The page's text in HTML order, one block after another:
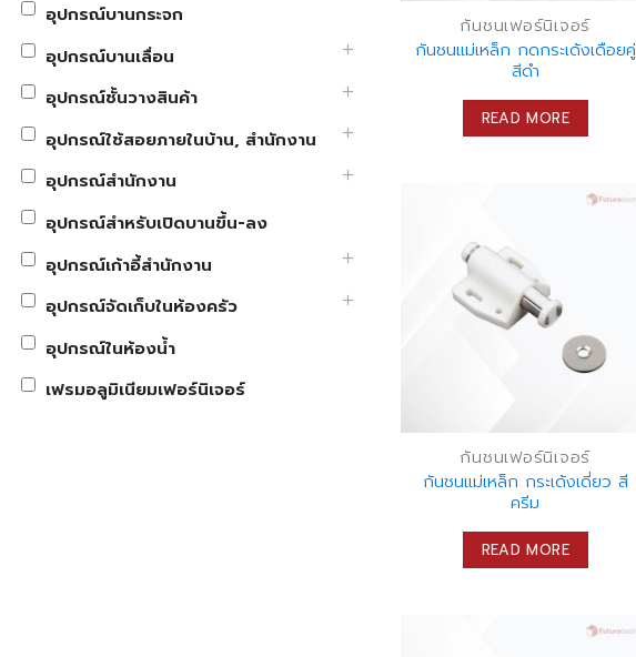
อุปกรณ์บานกระจก
อุปกรณ์บานเลื่อน
อุปกรณ์ชั้นวางสินค้า
อุปกรณ์ใช้สอยภายในบ้าน, สำนักงาน
อุปกรณ์สำนักงาน
อุปกรณ์สำหรับเปิดบานขึ้น-ลง
อุปกรณ์เก้าอี้สำนักงาน
อุปกรณ์จัดเก็บในห้องครัว
อุปกรณ์ในห้องน้ำ
เฟรมอลูมิเนียมเฟอร์นิเจอร์
กันชนเฟอร์นิเจอร์
กันชนแม่เหล็ก กดกระเด้งเดือยคู่
สีดำ
READ MORE
กันชนเฟอร์นิเจอร์
กันชนแม่เหล็ก กระเด้งเดี่ยว สี
ครีม
READ MORE